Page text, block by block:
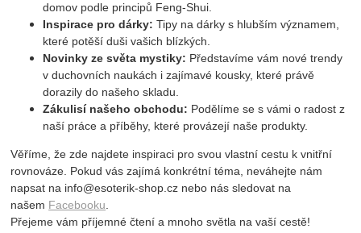
domov podle principů Feng-Shui.
Inspirace pro dárky: Tipy na dárky s hlubším významem,
které potěší duši vašich blízkých.
Novinky ze světa mystiky: Představíme vám nové trendy
v duchovních naukách i zajímavé kousky, které právě
dorazily do našeho skladu.
Zákulisí našeho obchodu: Podělíme se s vámi o radost z
naší práce a příběhy, které provázejí naše produkty.
Věříme, že zde najdete inspiraci pro svou vlastní cestu k vnitřní
rovnováze. Pokud vás zajímá konkrétní téma, neváhejte nám
napsat na info@esoterik-shop.cz nebo nás sledovat na
našem Facebooku.
Přejeme vám příjemné čtení a mnoho světla na vaší cestě!